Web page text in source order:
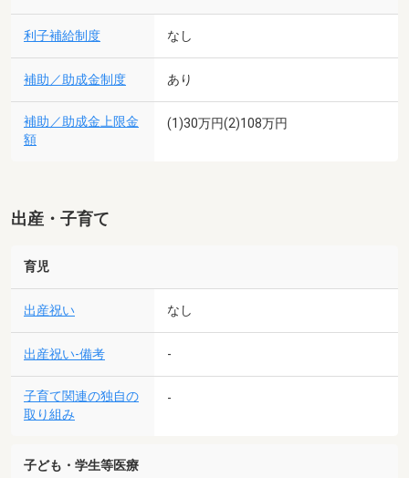
利子補給制度 なし
補助／助成金制度 あり
補助／助成金上限金
額
(1)30万円(2)108万円
出産・子育て
育児
出産祝い なし
出産祝い-備考 -
子育て関連の独自の
取り組み
-
子ども・学生等医療